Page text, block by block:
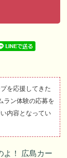
を応援してきた
ラン体験の応募を
内容となってい
よ！ 広島カー